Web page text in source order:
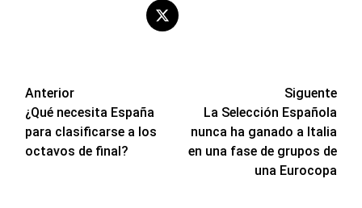
Navegación
de
entradas
Anterior
¿Qué necesita España
para clasificarse a los
octavos de final?
Siguente
La Selección Española
nunca ha ganado a Italia
en una fase de grupos de
una Eurocopa